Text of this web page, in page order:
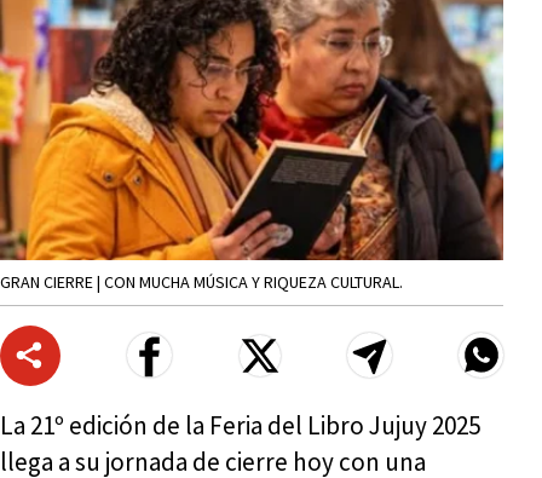
GRAN CIERRE | CON MUCHA MÚSICA Y RIQUEZA CULTURAL.
La 21º edición de la Feria del Libro Jujuy 2025
llega a su jornada de cierre hoy con una